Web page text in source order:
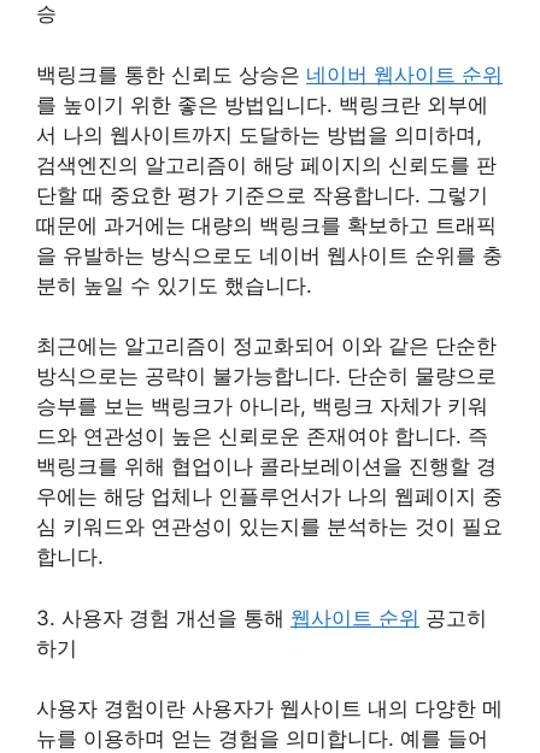
승
백링크를 통한 신뢰도 상승은 네이버 웹사이트 순위
를 높이기 위한 좋은 방법입니다. 백링크란 외부에
서 나의 웹사이트까지 도달하는 방법을 의미하며,
검색엔진의 알고리즘이 해당 페이지의 신뢰도를 판
단할 때 중요한 평가 기준으로 작용합니다. 그렇기
때문에 과거에는 대량의 백링크를 확보하고 트래픽
을 유발하는 방식으로도 네이버 웹사이트 순위를 충
분히 높일 수 있기도 했습니다.
최근에는 알고리즘이 정교화되어 이와 같은 단순한
방식으로는 공략이 불가능합니다. 단순히 물량으로
승부를 보는 백링크가 아니라, 백링크 자체가 키워
드와 연관성이 높은 신뢰로운 존재여야 합니다. 즉
백링크를 위해 협업이나 콜라보레이션을 진행할 경
우에는 해당 업체나 인플루언서가 나의 웹페이지 중
심 키워드와 연관성이 있는지를 분석하는 것이 필요
합니다.
3. 사용자 경험 개선을 통해 웹사이트 순위 공고히
하기
사용자 경험이란 사용자가 웹사이트 내의 다양한 메
뉴를 이용하며 얻는 경험을 의미합니다. 예를 들어